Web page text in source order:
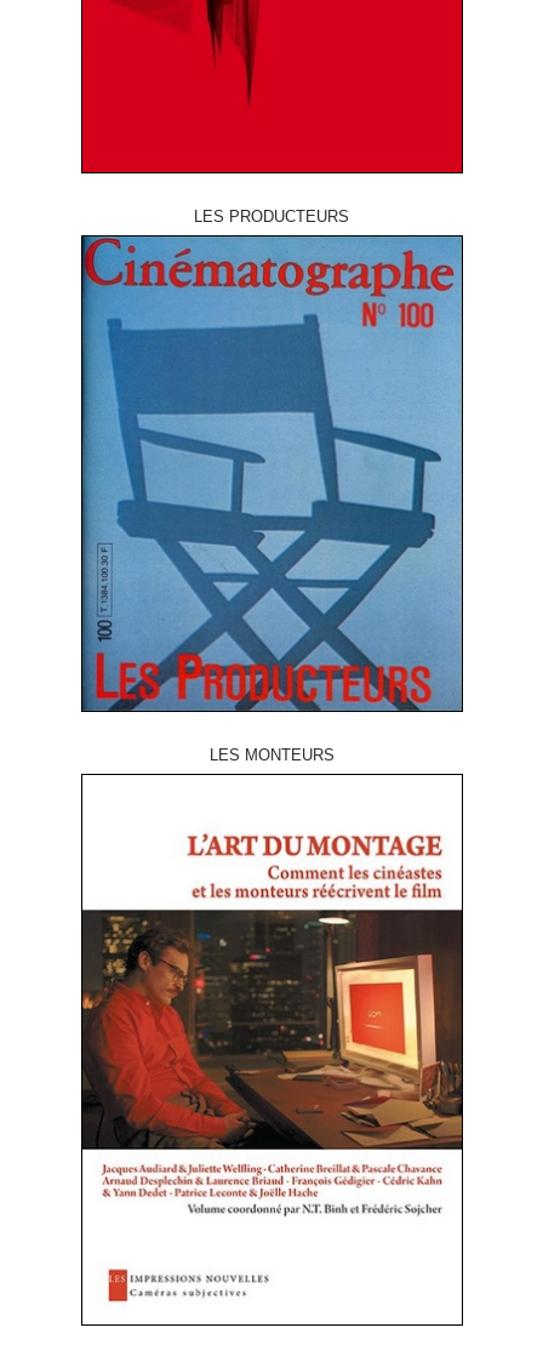
LES PRODUCTEURS
LES MONTEURS